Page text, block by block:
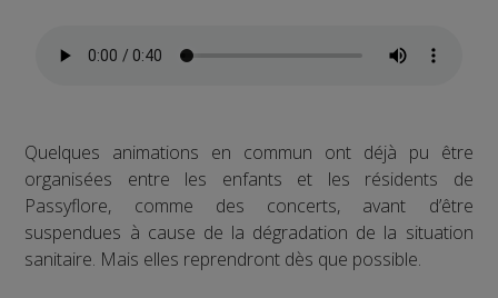
Quelques animations en commun ont déjà pu être
organisées entre les enfants et les résidents de
Passyflore, comme des concerts, avant d’être
suspendues à cause de la dégradation de la situation
sanitaire. Mais elles reprendront dès que possible.